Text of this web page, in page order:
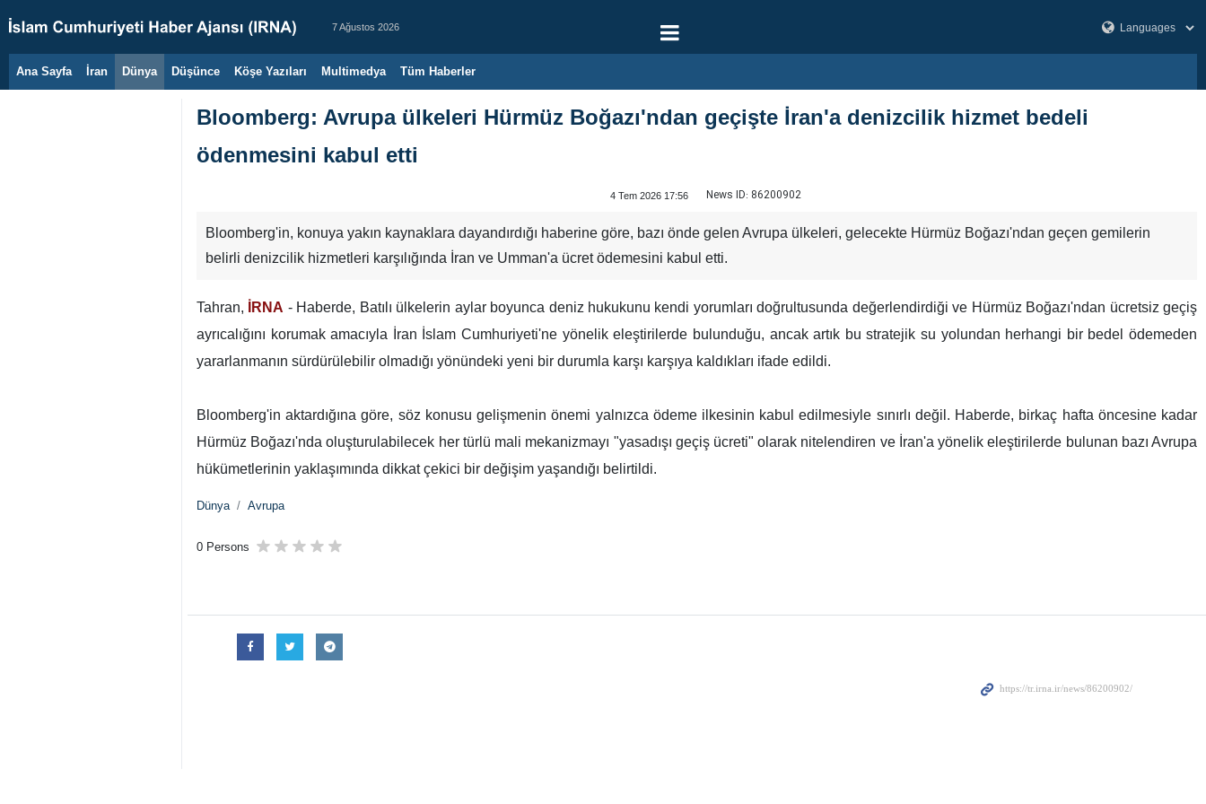
7 Ağustos 2026
Ana Sayfa İran Dünya Düşünce Köşe Yazıları Multimedya Tüm Haberler
Bloomberg: Avrupa ülkeleri Hürmüz Boğazı'ndan geçişte İran'a denizcilik hizmet bedeli
ödenmesini kabul etti
4 Tem 2026 17:56 News ID: 86200902
Bloomberg'in, konuya yakın kaynaklara dayandırdığı haberine göre, bazı önde gelen Avrupa ülkeleri, gelecekte Hürmüz Boğazı'ndan geçen gemilerin
belirli denizcilik hizmetleri karşılığında İran ve Umman'a ücret ödemesini kabul etti.
Tahran, İRNA - Haberde, Batılı ülkelerin aylar boyunca deniz hukukunu kendi yorumları doğrultusunda değerlendirdiği ve Hürmüz Boğazı'ndan ücretsiz geçiş
ayrıcalığını korumak amacıyla İran İslam Cumhuriyeti'ne yönelik eleştirilerde bulunduğu, ancak artık bu stratejik su yolundan herhangi bir bedel ödemeden
yararlanmanın sürdürülebilir olmadığı yönündeki yeni bir durumla karşı karşıya kaldıkları ifade edildi.
Bloomberg'in aktardığına göre, söz konusu gelişmenin önemi yalnızca ödeme ilkesinin kabul edilmesiyle sınırlı değil. Haberde, birkaç hafta öncesine kadar
Hürmüz Boğazı'nda oluşturulabilecek her türlü mali mekanizmayı "yasadışı geçiş ücreti" olarak nitelendiren ve İran'a yönelik eleştirilerde bulunan bazı Avrupa
hükümetlerinin yaklaşımında dikkat çekici bir değişim yaşandığı belirtildi.
Dünya Avrupa
0 Persons